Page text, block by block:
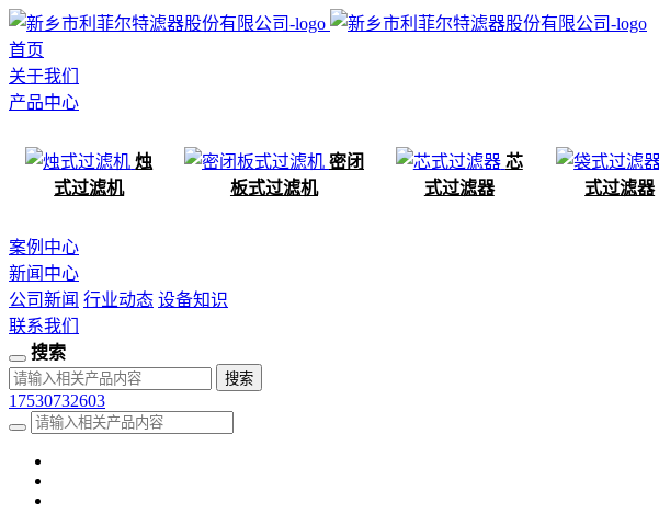
首页
关于我们
产品中心
烛
式过滤机
密闭
板式过滤机
芯
式过滤器
式过滤器
案例中心
新闻中心
公司新闻 行业动态 设备知识
联系我们
搜索
17530732603